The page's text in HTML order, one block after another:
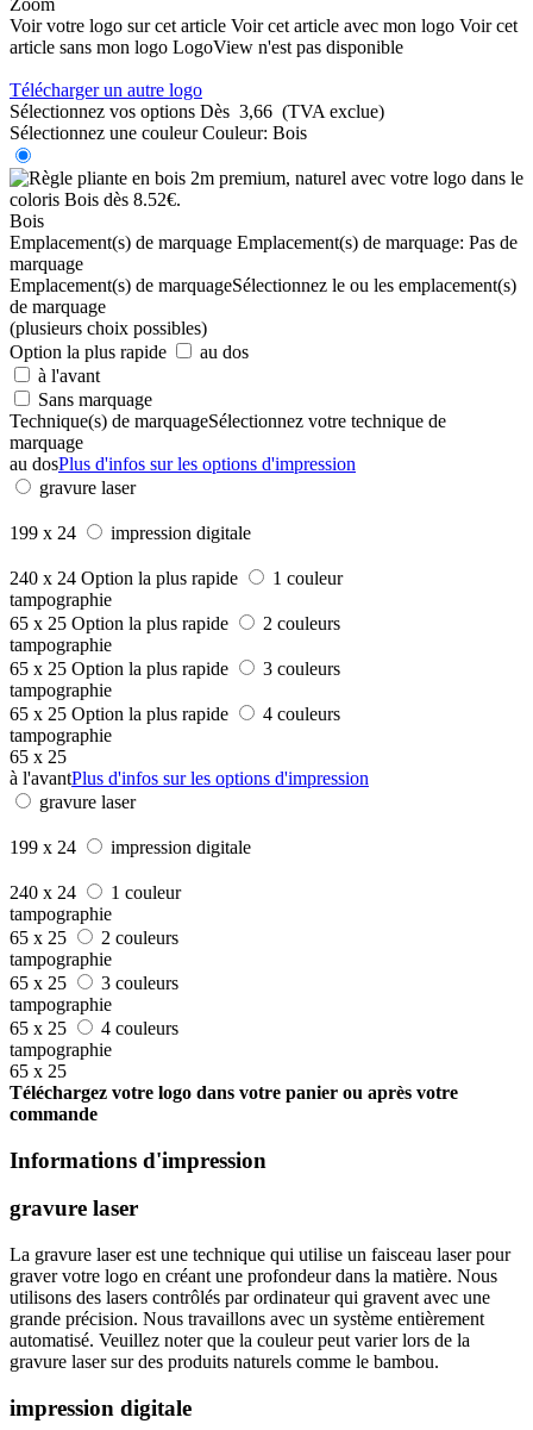
Voir votre logo sur cet article Voir cet article avec mon logo Voir cet
article sans mon logo LogoView n'est pas disponible
Télécharger un autre logo
Sélectionnez vos options Dès 3,66 (TVA exclue)
Sélectionnez une couleur Couleur: Bois
Bois
Emplacement(s) de marquage Emplacement(s) de marquage: Pas de
marquage
Emplacement(s) de marquageSélectionnez le ou les emplacement(s)
de marquage
(plusieurs choix possibles)
Option la plus rapide
au dos
à l'avant
Sans marquage
Technique(s) de marquageSélectionnez votre technique de
marquage
au dosPlus d'infos sur les options d'impression
gravure laser
199 x 24 impression digitale
240 x 24 Option la plus rapide
1 couleur
tampographie
65 x 25 Option la plus rapide
2 couleurs
tampographie
65 x 25 Option la plus rapide
3 couleurs
tampographie
65 x 25 Option la plus rapide
4 couleurs
tampographie
65 x 25
à l'avantPlus d'infos sur les options d'impression
gravure laser
199 x 24 impression digitale
240 x 24
1 couleur
tampographie
65 x 25
2 couleurs
tampographie
65 x 25
3 couleurs
tampographie
65 x 25
4 couleurs
tampographie
65 x 25
Téléchargez votre logo dans votre panier ou après votre
commande
Informations d'impression
gravure laser
La gravure laser est une technique qui utilise un faisceau laser pour
graver votre logo en créant une profondeur dans la matière. Nous
utilisons des lasers contrôlés par ordinateur qui gravent avec une
grande précision. Nous travaillons avec un système entièrement
automatisé. Veuillez noter que la couleur peut varier lors de la
gravure laser sur des produits naturels comme le bambou.
impression digitale